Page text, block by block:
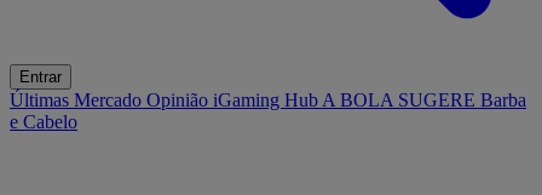
Entrar
Últimas Mercado Opinião iGaming Hub A BOLA SUGERE Barba
e Cabelo